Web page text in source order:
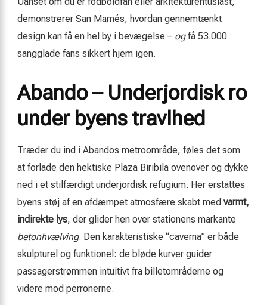
demonstrerer San Mamés, hvordan gennemtænkt
design kan få en hel by i bevægelse – ogfå 53.000
sangglade fans sikkert hjem igen.
Abando – Underjordisk ro
under byens travlhed
Træder du ind i Abandos metroområde, føles det som
at forlade den hektiske Plaza Biribila ovenover og dykke
ned i et stilfærdigt underjordisk refugium. Her erstattes
byens støj af en afdæmpet atmosfære skabt med varmt,
indirekte lys, der glider hen over stationens markante
betonhvælving. Den karakteristiske “caverna” er både
skulpturel og funktionel: de bløde kurver guider
passagerstrømmen intuitivt fra billetområderne og
videre mod perronerne.